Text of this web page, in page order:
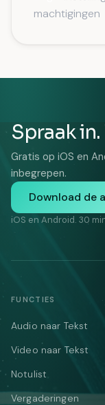
machtigingen
Spraak
Gratis op iOS en
inbegrepen.
Download de
iOS en Android. 30
FUNCTIES
Audio naar Tekst
Video naar Tekst
Notulist
Vergaderingen